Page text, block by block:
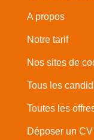
A propos
Notre tarif
Nos sites de
Tous les
Toutes les
Déposer un CV